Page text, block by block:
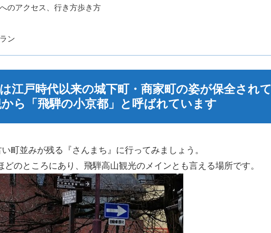
のアクセス、行き方歩き方
ン
江戸時代以来の城下町・商家町の姿が保全されて
ら「飛騨の小京都」と呼ばれています
町並みが残る『さんまち』に行ってみましょう。
のところにあり、飛騨高山観光のメインとも言える場所です。